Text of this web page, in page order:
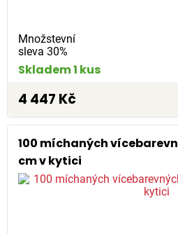
Množstevní
sleva 30%
Skladem 1 kus
4 447 Kč
100 míchaných
cm v kytici